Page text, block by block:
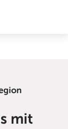
mit